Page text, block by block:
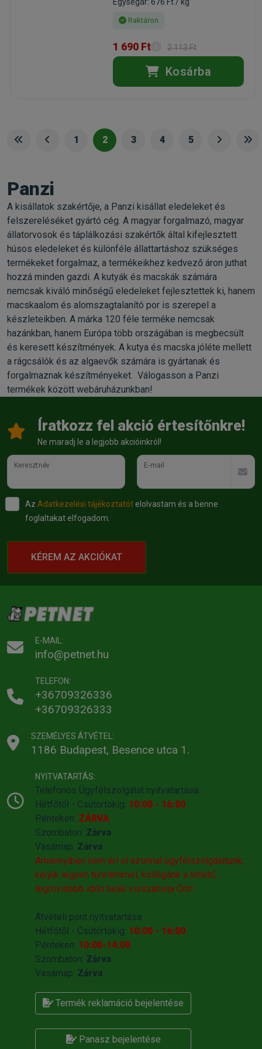
Egységár: 676 Ft / kg
Raktáron
1 690 Ft 2 113 Ft
Kosárba
1 2 3 4 5
Panzi
A kisállatok szakértője, a Panzi kisállat eledeleket és
felszereléséket gyártó cég. A magyar forgalmazó, magyar
állatorvosok és táplálkozási szakértők által kifejlesztett
húsos eledeleket és különféle állattartáshoz szükséges
termékeket forgalmaz, a termékeikhez kedvező áron juthat
hozzá minden gazdi. A kutyák és macskák számára
nemcsak kiváló minőségű eledeleket fejlesztettek ki, hanem
macskaalom és alomszagtalanító por is szerepel a
készleteikben. A márka 120 féle terméke nemcsak
hazánkban, hanem Európa több országában is megbecsült
és keresett készítmények. A kutya és macska jóléte mellett
a rágcsálók és az algaevők számára is gyártanak és
forgalmaznak készítményeket. Válogasson a Panzi
termékek között webáruházunkban!
Íratkozz fel akció értesítőnkre!
Ne maradj le a legjobb akcióinkról!
Keresztnév E-mail
Az Adatkezelési tájékoztatót elolvastam és a benne
foglaltakat elfogadom.
KÉREM AZ AKCIÓKAT
E-MAIL:
info@petnet.hu
TELEFON:
+36709326336
+36709326333
SZEMÉLYES ÁTVÉTEL:
1186 Budapest, Besence utca 1.
NYITVATARTÁS:
Telefonos Ügyfélszolgálat nyitvatartása:
Hétfőtől - Csütörtökig: 10:00 - 16:00
Pénteken: ZÁRVA
Szombaton: Zárva
Vasárnap: Zárva
Amennyiben nem éri el azonnal ügyfélszolgálatunk,
kérjük legyen türelemmel, kollégánk a lehető
legrövidebb időn belül visszahivja Önt!
Átvételi pont nyitvatartása:
Hétfőtől - Csütörtökig: 10:00 - 16:00
Pénteken: 10:00-14:00
Szombaton: Zárva
Vasárnap: Zárva
Termék reklamáció bejelentése
Panasz bejelentése